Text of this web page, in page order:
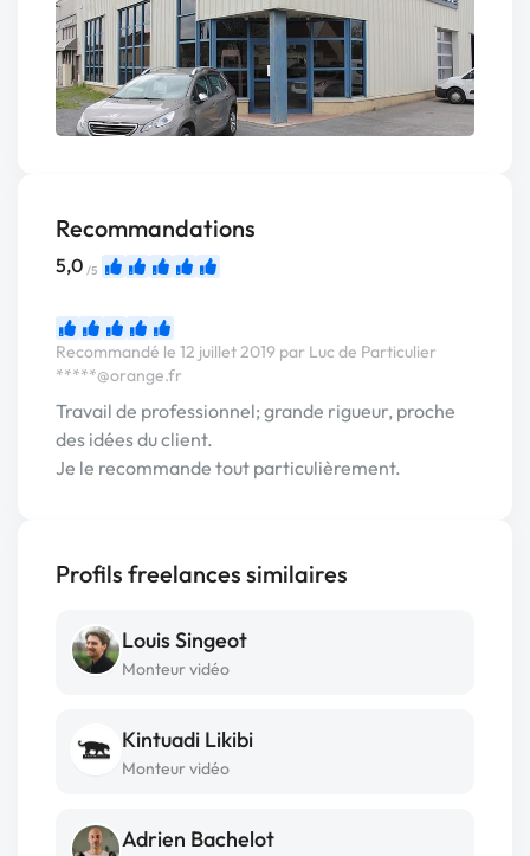
Recommandations
5,0 /5
Recommandé le 12 juillet 2019 par Luc de Particulier
*****@orange.fr
Travail de professionnel; grande rigueur, proche
des idées du client.
Je le recommande tout particulièrement.
Profils freelances similaires
Louis Singeot
Monteur vidéo
Kintuadi Likibi
Monteur vidéo
Adrien Bachelot